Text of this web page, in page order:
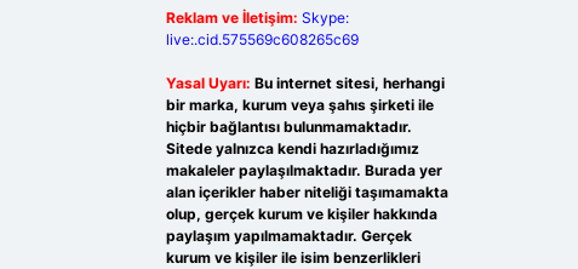
Reklam ve İletişim: Skype:
live:.cid.575569c608265c69
Yasal Uyarı: Bu internet sitesi, herhangi
bir marka, kurum veya şahıs şirketi ile
hiçbir bağlantısı bulunmamaktadır.
Sitede yalnızca kendi hazırladığımız
makaleler paylaşılmaktadır. Burada yer
alan içerikler haber niteliği taşımamakta
olup, gerçek kurum ve kişiler hakkında
paylaşım yapılmamaktadır. Gerçek
kurum ve kişiler ile isim benzerlikleri